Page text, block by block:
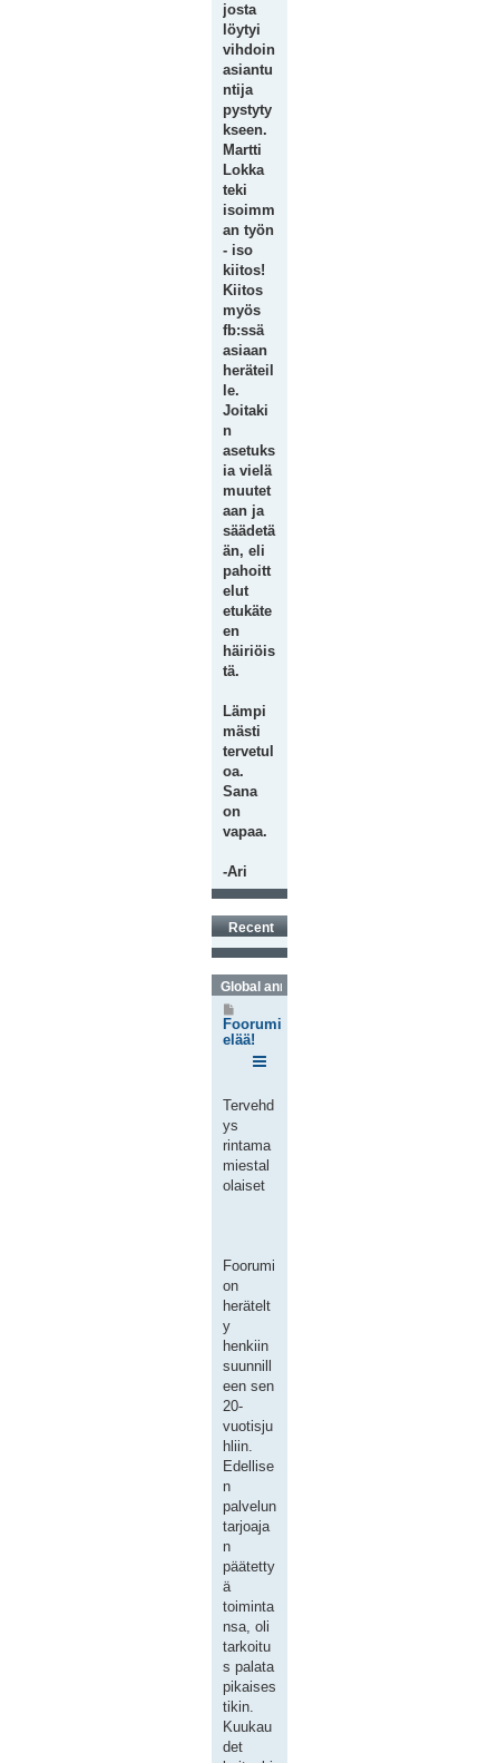
josta
löytyi
vihdoin
asiantu
ntija
pystyty
kseen.
Martti
Lokka
teki
isoimm
an työn
- iso
kiitos!
Kiitos
myös
fb:ssä
asiaan
heräteil
le.
Joitaki
n
asetuks
ia vielä
muutet
aan ja
säädetä
än, eli
pahoitt
elut
etukäte
en
häiriöis
tä.
Lämpi
mästi
tervetul
oa.
Sana
on
vapaa.
-Ari
Recent
Global announcements
i
e
Foorumi
elää!
Tervehd
ys
rintama
miestal
olaiset
Foorumi
on
herätelt
y
henkiin
suunnill
een sen
20-
vuotisju
hliin.
Edellise
n
palvelun
tarjoaja
n
päätetty
ä
toiminta
nsa, oli
tarkoitu
s palata
pikaises
tikin.
Kuukau
det